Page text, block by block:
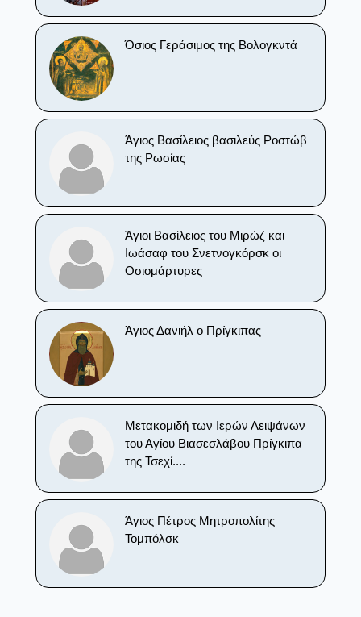
Όσιος Γεράσιμος της Βολογκντά
Άγιος Βασίλειος βασιλεύς Ροστώβ
της Ρωσίας
Άγιοι Βασίλειος του Μιρώζ και
Ιωάσαφ του Σνετνογκόρσκ οι
Οσιομάρτυρες
Άγιος Δανιήλ ο Πρίγκιπας
Μετακομιδή των Ιερών Λειψάνων
του Αγίου Βιασεσλάβου Πρίγκιπα
της Τσεχί....
Άγιος Πέτρος Μητροπολίτης
Τομπόλσκ